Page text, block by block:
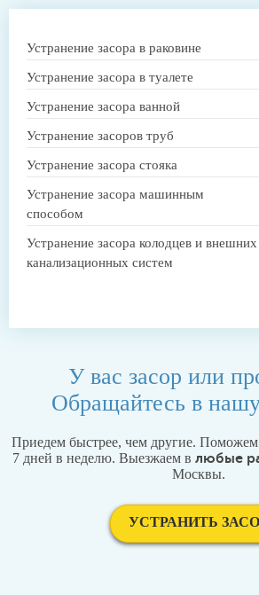
Устранение засора в раковине
Устранение засора в туалете
Устранение засора ванной
Устранение засоров труб
Устранение засора стояка
Устранение засора машинным
способом
Устранение засора колодцев и внешних
канализационных систем
У вас засор или
Обращайтесь в
Приедем быстрее, чем другие.
7 дней в неделю. Выезжаем в любые
Москвы.
УСТРАНИТЬ